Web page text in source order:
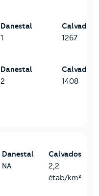
Danestal
1
Calvados
1267
Danestal
2
Calvados
1408
Danestal
NA
Calvados
2,2
étab/km²